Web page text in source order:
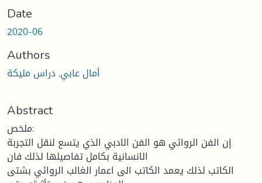
Date
2020-06
Authors
أمال عابي, دراس ملیكة
Abstract
ملخص:
إن الفن الروائي هو الفن الادبي الذي یتسع لنقل التجربة
الانسانیة بكامل تفاصیلها لذلك فان
الكاتب لذلك یعمد الكاتب الى اعمار الغالب الروائي بشتى